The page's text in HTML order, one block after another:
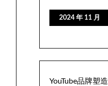
2024 年 11 月
YouTube品牌塑造